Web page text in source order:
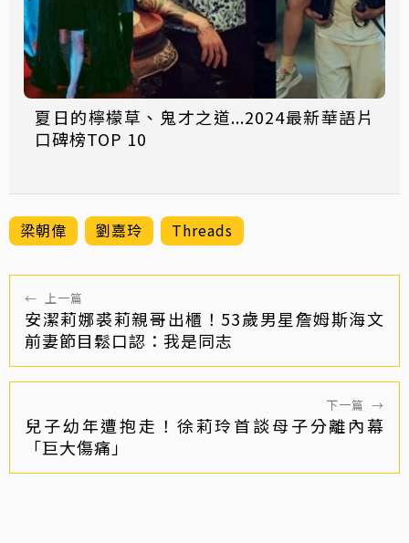
夏日的檸檬草、鬼才之道...2024最新華語片
口碑榜TOP 10
梁朝偉 劉嘉玲 Threads
← 上一篇
安潔莉娜裘莉親哥出櫃！53歲男星詹姆斯海文
前妻節目鬆口認：我是同志
下一篇 →
兒子幼年遭抱走！徐莉玲首談母子分離內幕
「巨大傷痛」